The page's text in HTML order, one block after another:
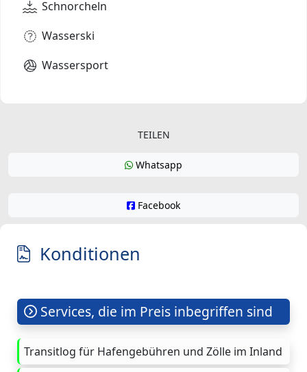
Schnorcheln
Wasserski
Wassersport
TEILEN
Whatsapp
Facebook
Konditionen
Services, die im Preis inbegriffen sind
Transitlog für Hafengebühren und Zölle im Inland